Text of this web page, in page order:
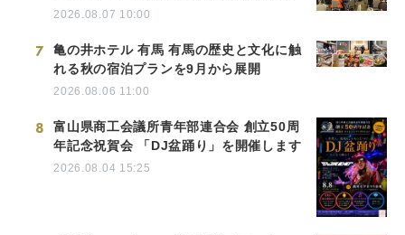
2026.08.07 10:00
7
亀の井ホテル 有馬 有馬の歴史と文化に触
れる秋の宿泊プランを9月から展開
2026.08.06 11:00
8
富山県商工会議所青年部連合会 創立50周
年記念祝賀会 「DJ盆踊り」を開催します
2026.08.04 15:25